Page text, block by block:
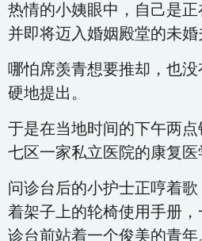
热情的小姨眼中，自己是正
并即将迈入婚姻殿堂的未婚
哪怕席羡青想要推却，也
硬地提出。
于是在当地时间的下午两
七区一家私立医院的康复医
问诊台后的小护士正哼着
着架子上的轮椅使用手册
诊台前站着一个俊美的青年